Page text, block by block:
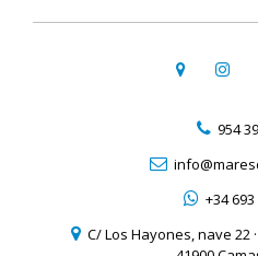
954
+34
C/ Los Hayones, nave 22